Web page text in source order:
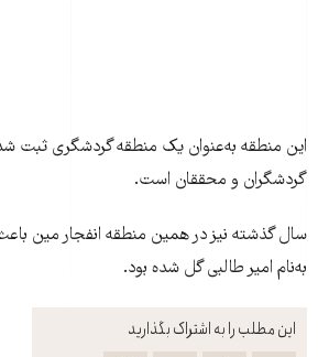
این مطلب را به اشتراک بگذارید
اين منطقه به‌عنوان يک منطقه گردشگری ثبت
گردشگران و محققان است.
سال گذشته نيز در همين منطقه انفجار مين
به‌نام امير طالبی گل شده بود.